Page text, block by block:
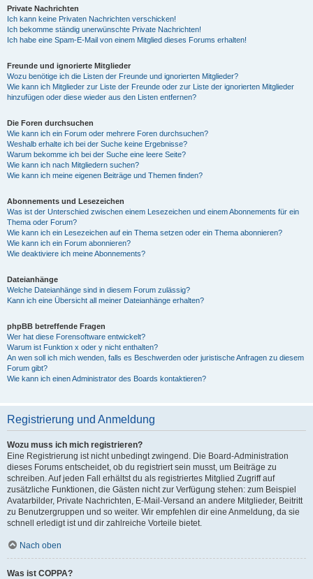
Private Nachrichten
Ich kann keine Privaten Nachrichten verschicken!
Ich bekomme ständig unerwünschte Private Nachrichten!
Ich habe eine Spam-E-Mail von einem Mitglied dieses Forums erhalten!
Freunde und ignorierte Mitglieder
Wozu benötige ich die Listen der Freunde und ignorierten Mitglieder?
Wie kann ich Mitglieder zur Liste der Freunde oder zur Liste der ignorierten Mitglieder
hinzufügen oder diese wieder aus den Listen entfernen?
Die Foren durchsuchen
Wie kann ich ein Forum oder mehrere Foren durchsuchen?
Weshalb erhalte ich bei der Suche keine Ergebnisse?
Warum bekomme ich bei der Suche eine leere Seite?
Wie kann ich nach Mitgliedern suchen?
Wie kann ich meine eigenen Beiträge und Themen finden?
Abonnements und Lesezeichen
Was ist der Unterschied zwischen einem Lesezeichen und einem Abonnements für ein
Thema oder Forum?
Wie kann ich ein Lesezeichen auf ein Thema setzen oder ein Thema abonnieren?
Wie kann ich ein Forum abonnieren?
Wie deaktiviere ich meine Abonnements?
Dateianhänge
Welche Dateianhänge sind in diesem Forum zulässig?
Kann ich eine Übersicht all meiner Dateianhänge erhalten?
phpBB betreffende Fragen
Wer hat diese Forensoftware entwickelt?
Warum ist Funktion x oder y nicht enthalten?
An wen soll ich mich wenden, falls es Beschwerden oder juristische Anfragen zu diesem
Forum gibt?
Wie kann ich einen Administrator des Boards kontaktieren?
Registrierung und Anmeldung
Wozu muss ich mich registrieren?
Eine Registrierung ist nicht unbedingt zwingend. Die Board-Administration
dieses Forums entscheidet, ob du registriert sein musst, um Beiträge zu
schreiben. Auf jeden Fall erhältst du als registriertes Mitglied Zugriff auf
zusätzliche Funktionen, die Gästen nicht zur Verfügung stehen: zum Beispiel
Avatarbilder, Private Nachrichten, E-Mail-Versand an andere Mitglieder, Beitritt
zu Benutzergruppen und so weiter. Wir empfehlen dir eine Anmeldung, da sie
schnell erledigt ist und dir zahlreiche Vorteile bietet.
Nach oben
Was ist COPPA?